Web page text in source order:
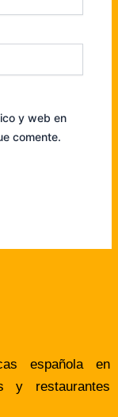
y web en
comente.
española en
y restaurantes